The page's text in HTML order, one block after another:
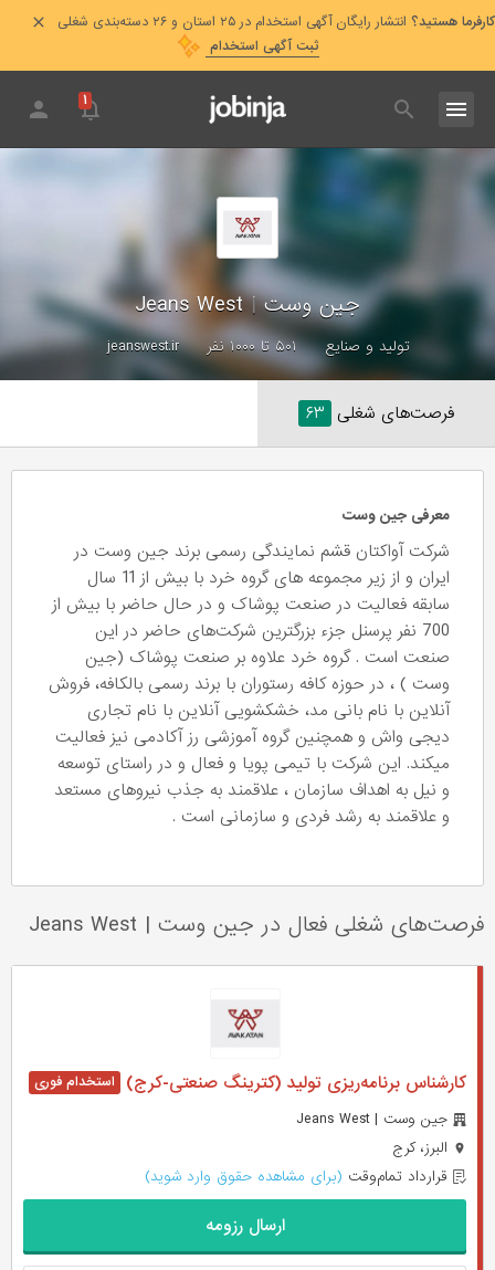
کارفرما هستید؟ انتشار رایگان آگهی استخدام در ۲۵ استان و ۲۶ دسته‌بندی شغلی
ثبت آگهی استخدام
۱
جین وست|
Jeans West
تولید و صنایع ۵۰۱ تا ۱۰۰۰ نفر jeanswest.ir
فرصت‌های شغلی ۶۳
معرفی جین وست
شرکت آواکتان قشم نمایندگی رسمی برند جین وست در
ایران و از زیر مجموعه های گروه خرد با بیش از 11 سال
سابقه فعالیت در صنعت پوشاک و در حال حاضر با بیش از
700 نفر پرسنل جزء بزرگترین شرکت‌های حاضر در این
صنعت است . گروه خرد علاوه بر صنعت پوشاک (جین
وست ) ، در حوزه کافه رستوران با برند رسمی بالکافه، فروش
آنلاین با نام بانی مد، خشکشویی آنلاین با نام تجاری
دیجی واش و همچنین گروه آموزشی رز آکادمی نیز فعالیت
میکند. این شرکت با تیمی پویا و فعال و در راستای توسعه
و نیل به اهداف سازمان ، علاقمند به جذب نیروهای مستعد
و علاقمند به رشد فردی و سازمانی است .
فرصت‌های شغلی فعال در جین وست |
کارشناس برنامه‌ریزی تولید (کترینگ صنعتی-کرج)
جین وست | Jeans West
البرز، کرج
قرارداد تمام‌وقت (برای مشاهده حقوق وارد شوید)
ارسال رزومه